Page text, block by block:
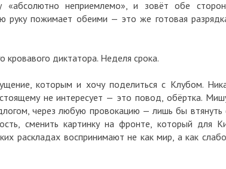
неприемлемо», и зовёт обе стороны к
пожимает обеими — это же готовая разрядка на
диктатора. Неделя срока.
которым и хочу поделиться с Клубом. Никакое
не интересует — это повод, обёртка. Мишура.
через любую провокацию — лишь бы втянуть ещё
сменить картинку на фронте, который для Киева
воспринимают не как мир, а как слабость,